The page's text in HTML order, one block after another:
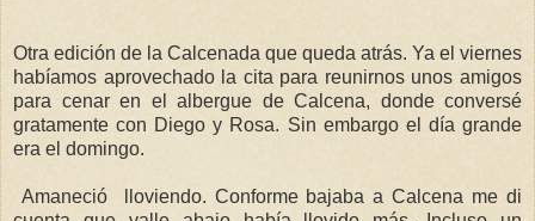
Otra edición de la Calcenada que queda atrás. Ya el viernes
habíamos aprovechado la cita para reunirnos unos amigos
para cenar en el albergue de Calcena, donde conversé
gratamente con Diego y Rosa. Sin embargo el día grande
era el domingo.
Amaneció
lloviendo. Conforme bajaba a Calcena me di